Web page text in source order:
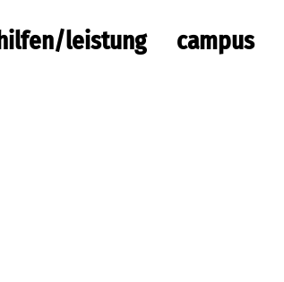
hilfen/leistung campus